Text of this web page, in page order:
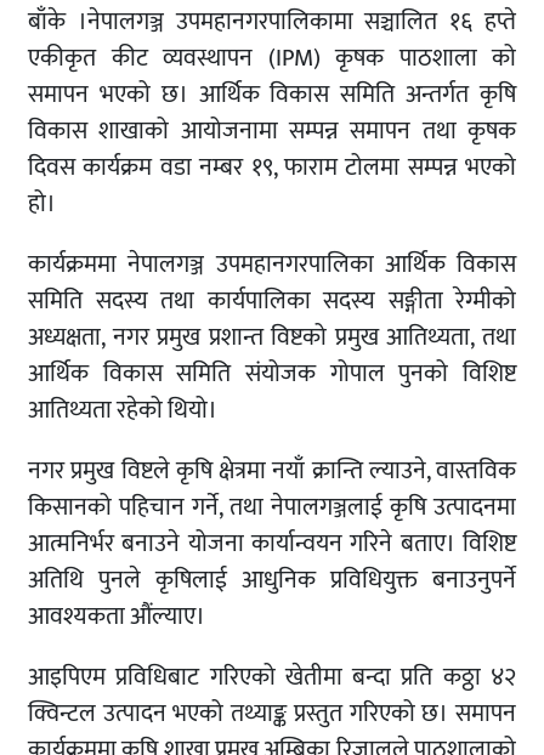
बाँके ।नेपालगञ्ज उपमहानगरपालिकामा सञ्चालित १६ हप्ते
एकीकृत कीट व्यवस्थापन (IPM) कृषक पाठशाला को
समापन भएको छ। आर्थिक विकास समिति अन्तर्गत कृषि
विकास शाखाको आयोजनामा सम्पन्न समापन तथा कृषक
दिवस कार्यक्रम वडा नम्बर १९, फाराम टोलमा सम्पन्न भएको
हो।
कार्यक्रममा नेपालगञ्ज उपमहानगरपालिका आर्थिक विकास
समिति सदस्य तथा कार्यपालिका सदस्य सङ्गीता रेग्मीको
अध्यक्षता, नगर प्रमुख प्रशान्त विष्टको प्रमुख आतिथ्यता, तथा
आर्थिक विकास समिति संयोजक गोपाल पुनको विशिष्ट
आतिथ्यता रहेको थियो।
नगर प्रमुख विष्टले कृषि क्षेत्रमा नयाँ क्रान्ति ल्याउने, वास्तविक
किसानको पहिचान गर्ने, तथा नेपालगञ्जलाई कृषि उत्पादनमा
आत्मनिर्भर बनाउने योजना कार्यान्वयन गरिने बताए। विशिष्ट
अतिथि पुनले कृषिलाई आधुनिक प्रविधियुक्त बनाउनुपर्ने
आवश्यकता औंल्याए।
आइपिएम प्रविधिबाट गरिएको खेतीमा बन्दा प्रति कठ्ठा ४२
क्विन्टल उत्पादन भएको तथ्याङ्क प्रस्तुत गरिएको छ। समापन